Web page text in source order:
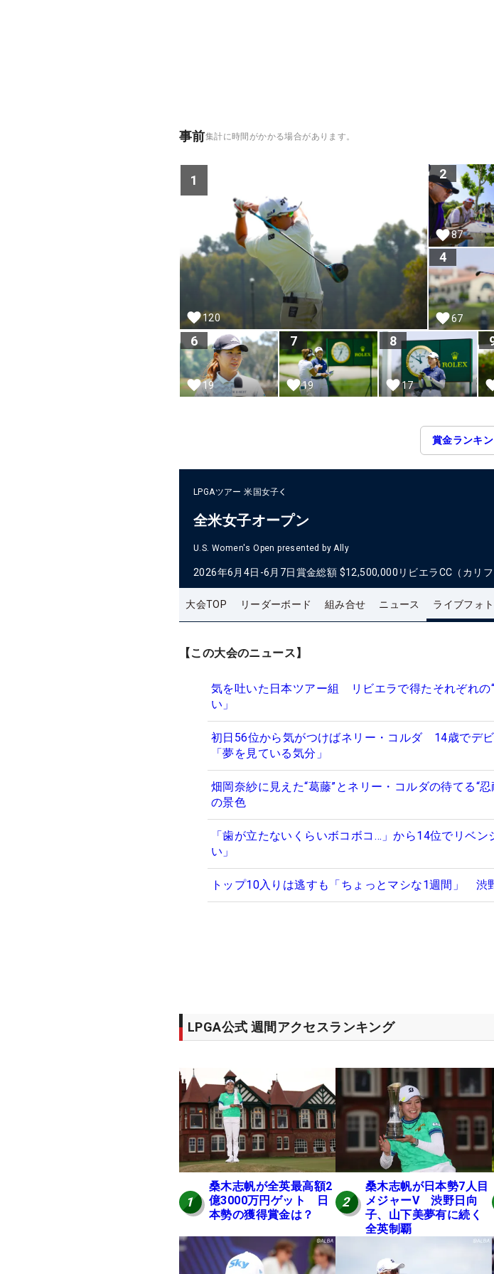
事前集計に時間がかかる場合があります。
1
120
2
87
4
67
6
19
7
19
8
17
賞金ランキ
LPGAツアー 米国女子
全米女子オープン
U.S. Women's Open presented by Ally
2026年6月4日-6月7日賞金総額 $12,500,000 リビエラCC（カリ
大会TOP リーダーボード 組み合せ ニュース ライブフォト
【この大会のニュース】
気を吐いた日本ツアー組 リビエラで得たそれぞれの
い」
初日56位から気がつけばネリー・コルダ 14歳でデ
「夢を見ている気分」
畑岡奈紗に見えた“葛藤”とネリー・コルダの待てる“
の景色
「歯が立たないくらいボコボコ…」から14位でリベ
い」
トップ10入りは逃すも「ちょっとマシな1週間」 渋
LPGA公式 週間アクセスランキング
1
桑木志帆が全英最高額2
億3000万円ゲット 日
本勢の獲得賞金は？
2
桑木志帆が日本勢7人目
メジャーV 渋野日向
子、山下美夢有に続く
全英制覇